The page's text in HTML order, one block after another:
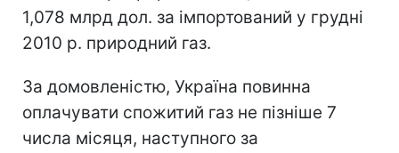
1,078 млрд дол. за імпортований у грудні
2010 р. природний газ.
За домовленістю, Україна повинна
оплачувати спожитий газ не пізніше 7
числа місяця, наступного за